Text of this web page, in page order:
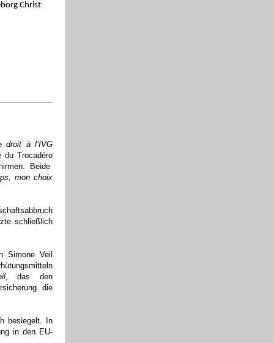
Christ
droit à l’IVG
du Trocadéro
Beide
mon choix
schließlich
Simone Veil
, das den
die
besiegelt. In
in den EU-